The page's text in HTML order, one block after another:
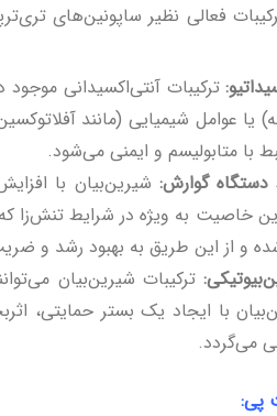
فعالی نظیر ساپونین‌های
ترکیبات آنتی‌اکسیدانی موجود
یا عوامل شیمیایی (مانند
با متابولیسم و ایمنی می‌شود.
گوارش: شیرین‌بیان با
خاصیت به ویژه در شرایط تنش‌زا
و از این طریق به بهبود رشد و
ترکیبات شیرین‌بیان
با ایجاد یک بستر حمایتی،
می‌گردد.
پی: